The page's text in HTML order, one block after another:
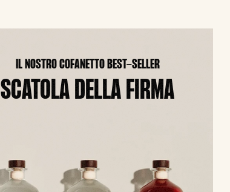
IL NOSTRO COFANETTO BEST-SELLER
SCATOLA DELLA FIRMA